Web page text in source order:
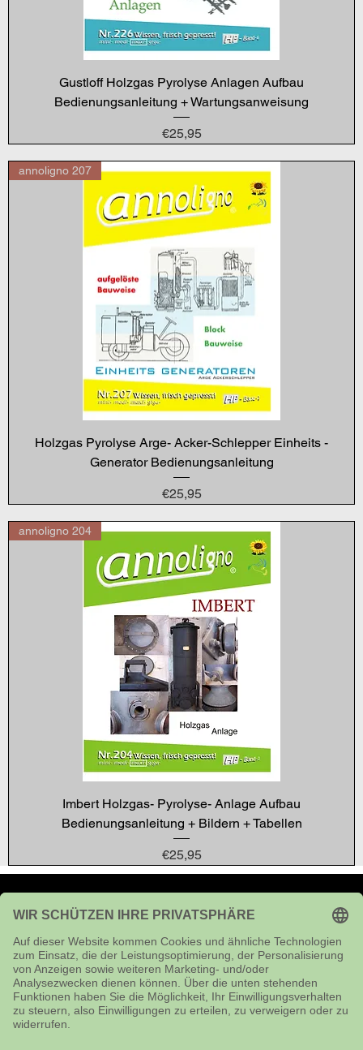
Gustloff Holzgas Pyrolyse Anlagen Aufbau
Bedienungsanleitung + Wartungsanweisung
Price
€25,95
annoligno 207
Holzgas Pyrolyse Arge- Acker-Schlepper Einheits -
Generator Bedienungsanleitung
Price
€25,95
annoligno 204
Imbert Holzgas- Pyrolyse- Anlage Aufbau
Bedienungsanleitung + Bildern + Tabellen
Price
€25,95
Kontakt
AGB
Privtsphäre & Datenschutz
Widerspruchsrecht & Muster-Widerspruchsformular